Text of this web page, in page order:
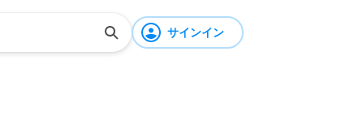
サインイン